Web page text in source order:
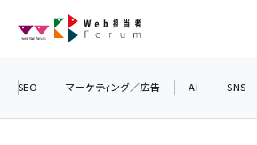
ン
SEO マーケティング／広告 AI SNS